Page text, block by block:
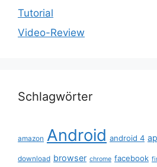
Tutorial
Video-Review
Schlagwörter
amazon Android android 4
download browser chrome facebook